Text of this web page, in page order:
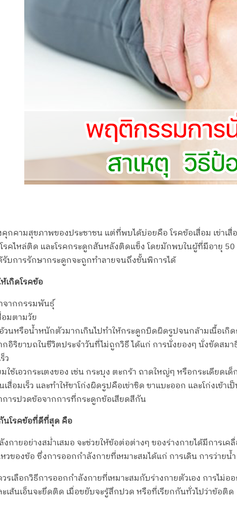
คุกคามสุขภาพของประชาชน แต่ที่พบได้บ่อยคือ โรคข้อเสื่อม เข่า
รคไหล่ติด และโรคกระดูกสันหลังติดแข็ง โดยมักพบในผู้ที่มีอายุ 50
รับการรักษากระดูกจะถูกทำลายจนถึงขั้นพิการได้
เกิดโรคข้อ
จากกรรมพันธุ์
อมตามวัย
วนหรือน้ำหนักตัวมากเกินไปทำให้กระดูกบิดผิดรูปจนกล้ามเนื้อเกิ
กอิริยาบถในชีวิตประจำวันที่ไม่ถูกวิธี ได้แก่ การนั่งยองๆ นั่งขัดส
ว
ใช้เอวกระเตงของ เช่น กระบุง ตะกร้า ถาดใหญ่ๆ หรือกระเดียดเ
เสื่อมเร็ว และทำให้ขาโก่งผิดรูปคือเข่าชิด ขาแบะออก และโก่งเข้า
การปวดข้อจากการที่กระดูกข้อเสียดสีกัน
นโรคข้อที่ดีที่สุด คือ
กายอย่างสม่ำเสมอ จะช่วยให้ข้อต่อต่างๆ ของร่างกายได้มีการ
วของข้อ ซึ่งการออกกำลังกายที่เหมาะสมได้แก่ การเดิน การว่ายน้
รเลือกวิธีการออกกำลังกายที่เหมาะสมกับร่างกายตัวเอง การไ
เส้นเอ็นจะยึดติด เมื่อขยับจะรู้สึกปวด หรือที่เรียกกันทั่วไปว่าข้อติด